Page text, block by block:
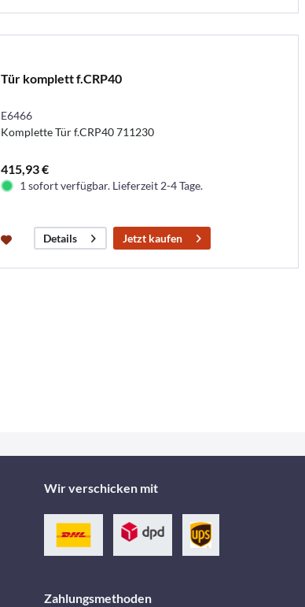
Tür komplett f.CRP40
E6466
Komplette Tür f.CRP40 711230
415,93 €
1 sofort verfügbar. Lieferzeit 2-4 Tage.
Details Jetzt kaufen
Wir verschicken mit
Zahlungsmethoden